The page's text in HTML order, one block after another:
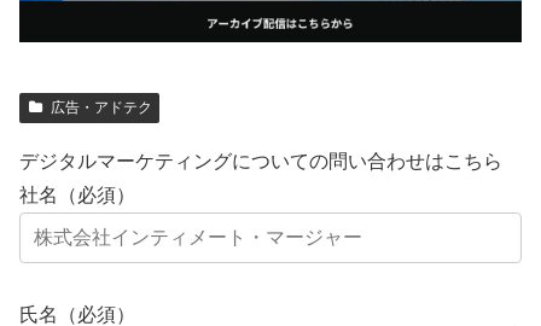
広告・アドテク
デジタルマーケティングについての問い合わせはこちら
社名（必須）
氏名（必須）